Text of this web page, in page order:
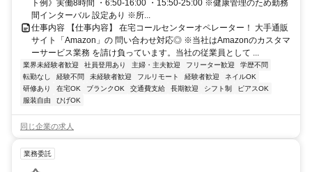
ト例》実働8時間 ・6:50-16:00 ・15:50-25:00 ※健康管理のため勤務
間インターバル 設定あり ※所...
仕事内容 【仕事内容】 在宅コールセンターオペレーター！ 大手通販
サイト「Amazon」の 問い合わせ対応◎ ※当社はAmazonのカスタマ
ーサービス業務 を請け負っています。当社の従業員として ...
業界未経験者歓迎 社員登用あり 主婦・主夫歓迎 フリーター歓迎
学歴不問
転勤なし
経験不問 未経験者歓迎 フルリモート 経験者歓迎
ネイルOK
研修あり
在宅OK ブランクOK 交通費支給 長期歓迎 シフト制
ピアスOK
服装自由
ひげOK
同じ企業の求人
業務委託